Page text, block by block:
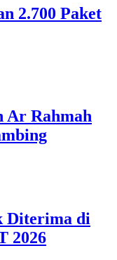
2.700 Paket
Ar Rahmah
Diterima di
2026